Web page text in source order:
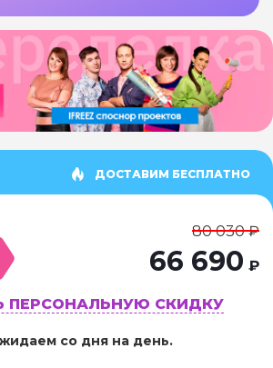
ДОСТАВИМ БЕСПЛАТНО
80 030 ₽
66 690 ₽
ПЕРСОНАЛЬНУЮ СКИДКУ
со дня на день.